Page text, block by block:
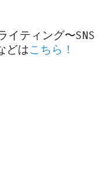
ティング〜SNS
どはこちら！